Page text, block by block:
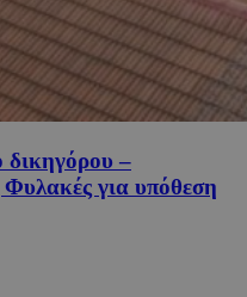
δικηγόρου –
για υπόθεση